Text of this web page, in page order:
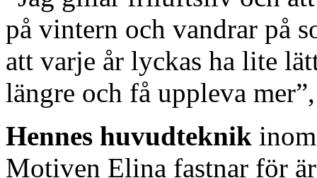
på vintern och vandrar på
att varje år lyckas ha lite
längre och få uppleva
Hennes huvudteknik
Motiven Elina fastnar för